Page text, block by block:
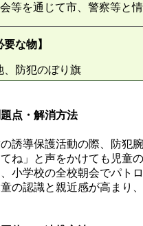
等を通じて市、警察等と
要な物】
、防犯のぼり旗
点・解消方法
誘導保護活動の際、防犯
てね」と声をかけても児童
小学校の全校朝会でパト
の認識と親近感が高まり